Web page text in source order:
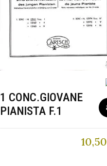
1 CONC.GIOVANE
PIANISTA F.1
10,50